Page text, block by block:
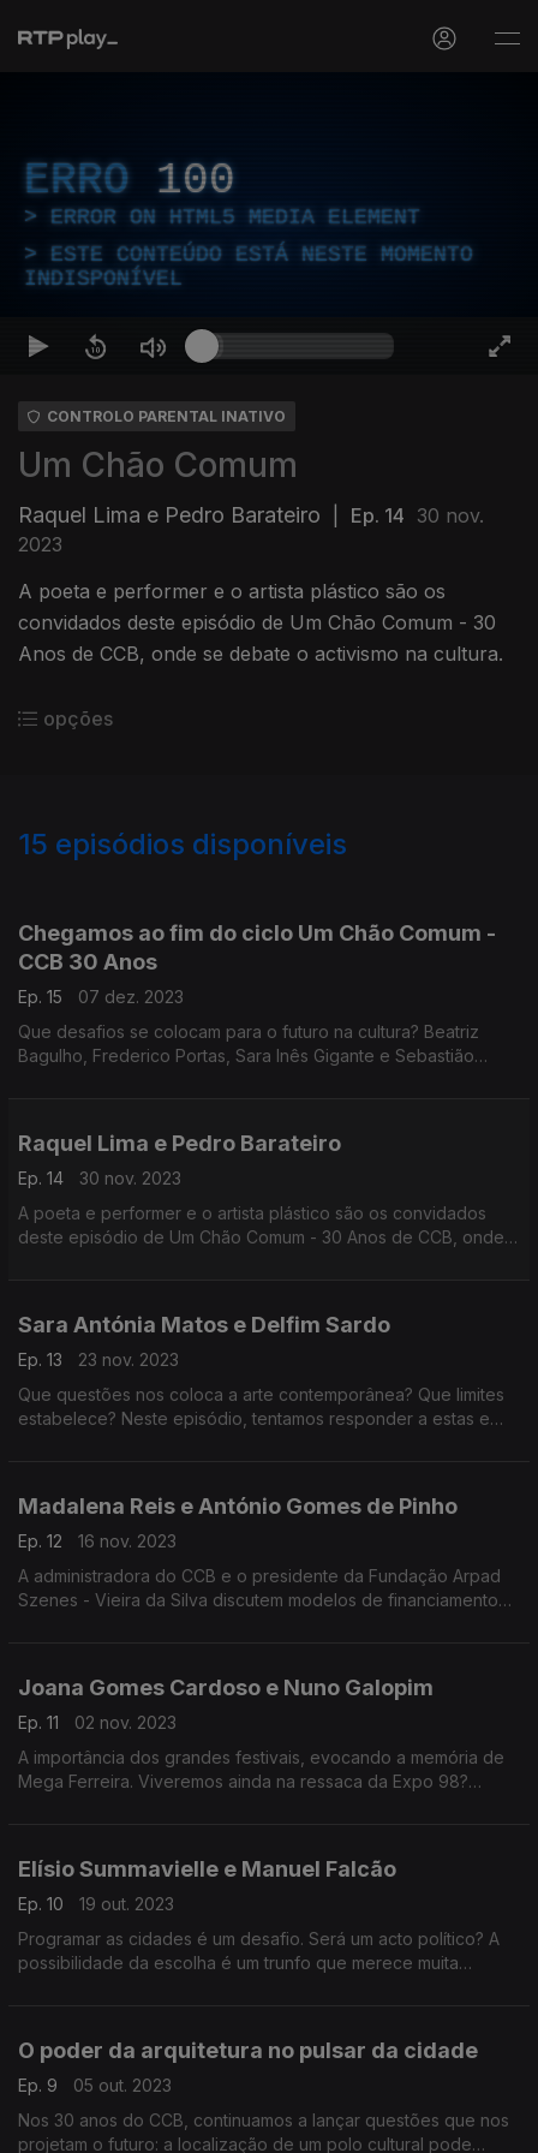
ERRO 100
ERROR ON HTML5 MEDIA ELEMENT
ESTE CONTEÚDO ESTÁ NESTE MOMENTO
INDISPONÍVEL
CONTROLO PARENTAL INATIVO
Um Chão Comum
Raquel Lima e Pedro Barateiro Ep. 14 30 nov.
2023
A poeta e performer e o artista plástico são os
convidados deste episódio de Um Chão Comum - 30
Anos de CCB, onde se debate o activismo na cultura.
opções
15 episódios disponíveis
Chegamos ao fim do ciclo Um Chão Comum -
CCB 30 Anos
Ep. 15
07 dez. 2023
Que desafios se colocam para o futuro na cultura? Beatriz
Bagulho, Frederico Portas, Sara Inês Gigante e Sebastião
Raquel Lima e Pedro Barateiro
Ep. 14
30 nov. 2023
A poeta e performer e o artista plástico são os convidados
deste episódio de Um Chão Comum - 30 Anos de CCB, onde
Sara Antónia Matos e Delfim Sardo
Ep. 13
23 nov. 2023
Que questões nos coloca a arte contemporânea? Que limites
estabelece? Neste episódio, tentamos responder a estas e
Madalena Reis e António Gomes de Pinho
Ep. 12
16 nov. 2023
A administradora do CCB e o presidente da Fundação Arpad
Szenes - Vieira da Silva discutem modelos de financiamento
Joana Gomes Cardoso e Nuno Galopim
Ep. 11
02 nov. 2023
A importância dos grandes festivais, evocando a memória de
Mega Ferreira. Viveremos ainda na ressaca da Expo 98?
Elísio Summavielle e Manuel Falcão
Ep. 10
19 out. 2023
Programar as cidades é um desafio. Será um acto político? A
possibilidade da escolha é um trunfo que merece muita
O poder da arquitetura no pulsar da cidade
Ep. 9
05 out. 2023
Nos 30 anos do CCB, continuamos a lançar questões que nos
projetam o futuro: a localização de um polo cultural pode